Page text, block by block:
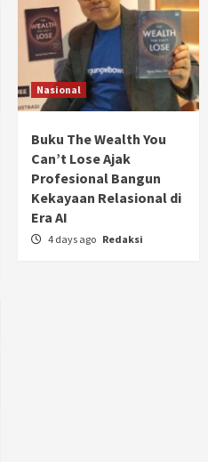
Nasional
Buku The Wealth You
Can’t Lose Ajak
Profesional Bangun
Kekayaan Relasional di
Era AI
4 days ago Redaksi